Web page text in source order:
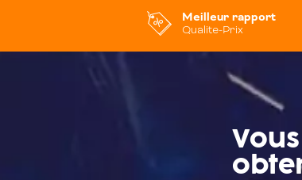
Meilleur rapport
Qualite-Prix